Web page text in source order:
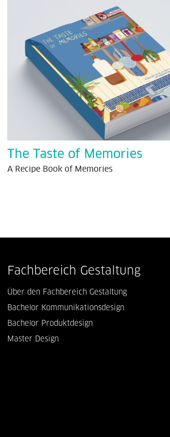
The Taste of Memories
A Recipe Book of Memories
Fachbereich Gestaltung
Über den Fachbereich Gestaltung
Bachelor Kommunikationsdesign
Bachelor Produktdesign
Master Design